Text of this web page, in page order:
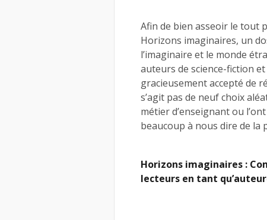
Afin de bien asseoir le tout
Horizons imaginaires, un
l’imaginaire et le monde
auteurs de science-fiction
gracieusement accepté de
s’agit pas de neuf choix
métier d’enseignant ou
beaucoup à nous dire de la
Horizons imaginaires :
lecteurs en tant